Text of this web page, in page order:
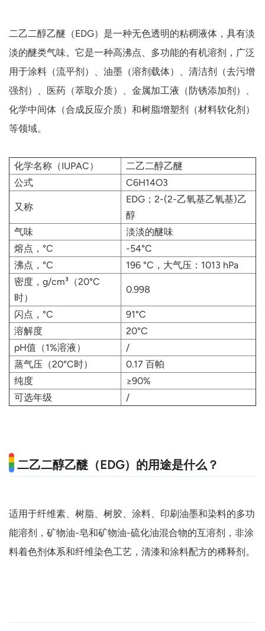
二乙二醇乙醚（EDG）是一种无色透明的粘稠液体，具有淡
淡的醚类气味。它是一种高沸点、多功能的有机溶剂，广泛
用于涂料（流平剂）、油墨（溶剂载体）、清洁剂（去污增
强剂）、医药（萃取介质）、金属加工液（防锈添加剂）、
化学中间体（合成反应介质）和树脂增塑剂（材料软化剂）
等领域。
化学名称（IUPAC）
二乙二醇乙醚
公式
C6H14O3
又称
EDG；2-(2-乙氧基乙氧基)乙
醇
气味
淡淡的醚味
熔点，°C
-54°C
沸点，°C
196 °C，大气压：1013 hPa
密度，g/cm³（20°C
时）
0.998
闪点，°C
91°C
溶解度
20°C
pH值（1%溶液）
/
蒸气压（20°C时）
0.17 百帕
纯度
≥90%
可选年级
/
二乙二醇乙醚（EDG）的用途是什么？
适用于纤维素、树脂、树胶、涂料、印刷油墨和染料的多功
能溶剂，矿物油-皂和矿物油-硫化油混合物的互溶剂，非涂
料着色剂体系和纤维染色工艺，清漆和涂料配方的稀释剂。